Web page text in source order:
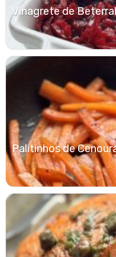
Vinagrete de
Palitinhos de